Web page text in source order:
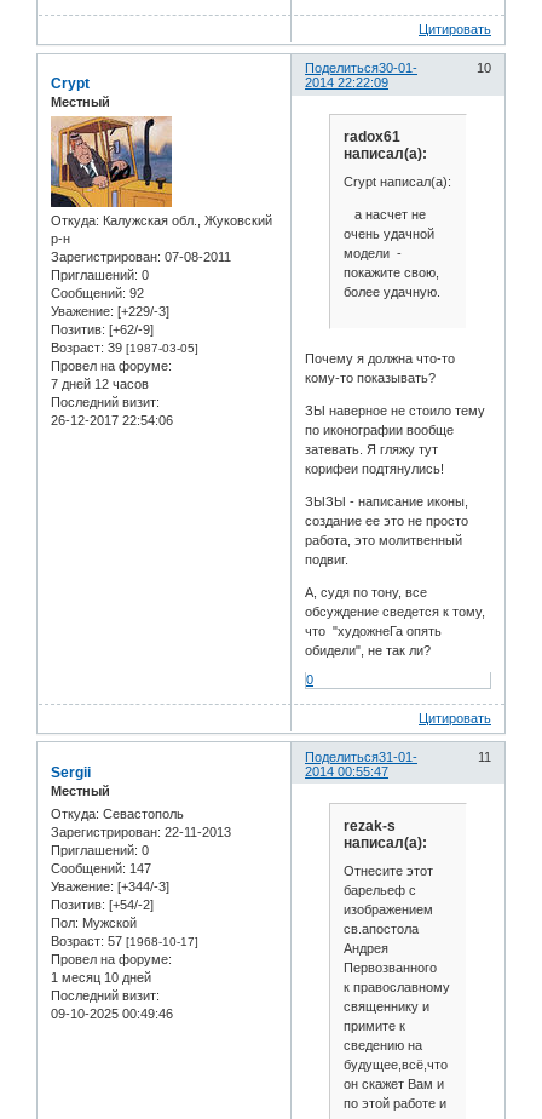
Цитировать
Поделиться 10
30-01-
2014 22:22:09
Crypt
Местный
Откуда: Калужская обл., Жуковский
р-н
Зарегистрирован: 07-08-2011
Приглашений: 0
Сообщений: 92
Уважение: [+229/-3]
Позитив: [+62/-9]
Возраст: 39 [1987-03-05]
Провел на форуме:
7 дней 12 часов
Последний визит:
26-12-2017 22:54:06
radox61
написал(а):
Crypt написал(а):
а насчет не
очень удачной
модели -
покажите свою,
более удачную.
Почему я должна что-то
кому-то показывать?
ЗЫ наверное не стоило тему
по иконографии вообще
затевать. Я гляжу тут
корифеи подтянулись!
ЗЫЗЫ - написание иконы,
создание ее это не просто
работа, это молитвенный
подвиг.
А, судя по тону, все
обсуждение сведется к тому,
что "художнеГа опять
обидели", не так ли?
0
Цитировать
Поделиться 11
31-01-
2014 00:55:47
Sergii
Местный
Откуда: Севастополь
Зарегистрирован: 22-11-2013
Приглашений: 0
Сообщений: 147
Уважение: [+344/-3]
Позитив: [+54/-2]
Пол: Мужской
Возраст: 57 [1968-10-17]
Провел на форуме:
1 месяц 10 дней
Последний визит:
09-10-2025 00:49:46
rezak-s
написал(а):
Отнесите этот
барельеф с
изображением
св.апостола
Андрея
Первозванного
к православному
священнику и
примите к
сведению на
будущее,всё,что
он скажет Вам и
по этой работе и